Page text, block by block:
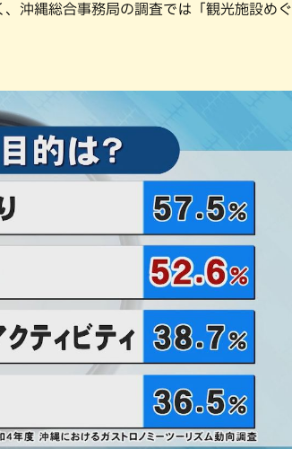
沖縄総合事務局の調査では「観光施設めぐ